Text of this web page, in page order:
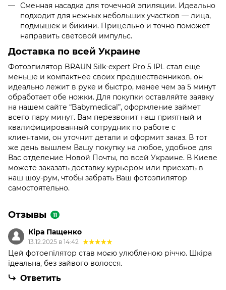
Сменная насадка для точечной эпиляции. Идеально
подходит для нежных небольших участков — лица,
подмышек и бикини. Прицельно и точно поможет
направить световой импульс.
Доставка по всей Украине
Фотоэпилятор BRAUN Silk-expert Pro 5 IPL стал еще
меньше и компактнее своих предшественников, он
идеально лежит в руке и быстро, менее чем за 5 минут
обработает обе ножки. Для покупки оставляйте заявку
на нашем сайте “Babymedical”, оформление займет
всего пару минут. Вам перезвонит наш приятный и
квалифицированный сотрудник по работе с
клиентами, он уточнит детали и оформит заказ. В тот
же день вышлем Вашу покупку на любое, удобное для
Вас отделение Новой Почты, по всей Украине. В Киеве
можете заказать доставку курьером или приехать в
наш шоу-рум, чтобы забрать Ваш фотоэпилятор
самостоятельно.
Отзывы 11
Кіра Пащенко
13.12.2025 в 14:42
Цей фотоепілятор став моєю улюбленою річчю. Шкіра
ідеальна, без зайвого волосся.
Ответить